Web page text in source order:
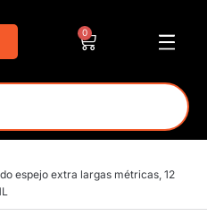
0
espejo extra largas métricas, 12